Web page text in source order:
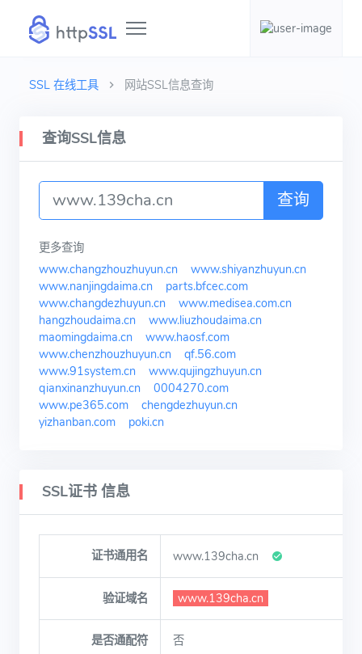
SSL 在线工具 网站SSL信息查询
查询SSL信息
查询
更多查询
www.changzhouzhuyun.cn
www.shiyanzhuyun.cn
www.nanjingdaima.cn
parts.bfcec.com
www.changdezhuyun.cn
www.medisea.com.cn
hangzhoudaima.cn
www.liuzhoudaima.cn
maomingdaima.cn
www.haosf.com
www.chenzhouzhuyun.cn
qf.56.com
www.91system.cn
www.qujingzhuyun.cn
qianxinanzhuyun.cn
0004270.com
www.pe365.com
chengdezhuyun.cn
yizhanban.com
poki.cn
SSL证书 信息
证书通用名 www.139cha.cn
验证域名 www.139cha.cn
是否通配符 否